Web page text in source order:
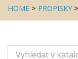
HOME > PROPISKY>
Vyhledat